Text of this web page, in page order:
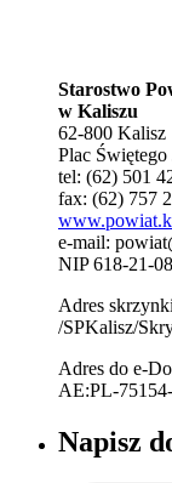
Starostwo
w Kaliszu
62-800 Kalisz
Plac Świętego
tel: (62) 501
fax: (62) 757
e-mail:
NIP 618-21-
Adres
/SPKalisz/
Adres do e-
AE:PL-
Napisz